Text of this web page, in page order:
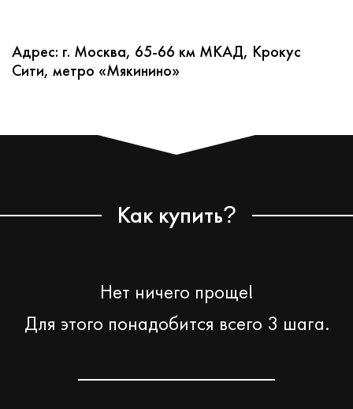
Адрес: г. Москва, 65-66 км МКАД, Крокус
Сити, метро «Мякинино»
Как купить?
Нет ничего проще!
Для этого понадобится всего 3 шага.